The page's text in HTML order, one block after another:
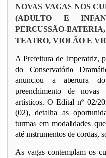
NOVAS VAGAS NOS
(ADULTO E
PERCUSSÃO-
TEATRO, VIOLÃO E
A Prefeitura de Imperatriz,
do Conservatório
anunciou a abertura
preenchimento de
artísticos. O Edital nº 02/
(02), detalha as
turmas em modalidades
até instrumentos de cordas,
As vagas contemplam os